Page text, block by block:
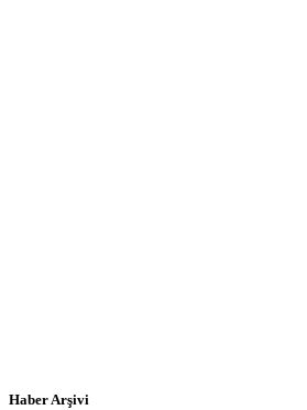
Haber Arşivi